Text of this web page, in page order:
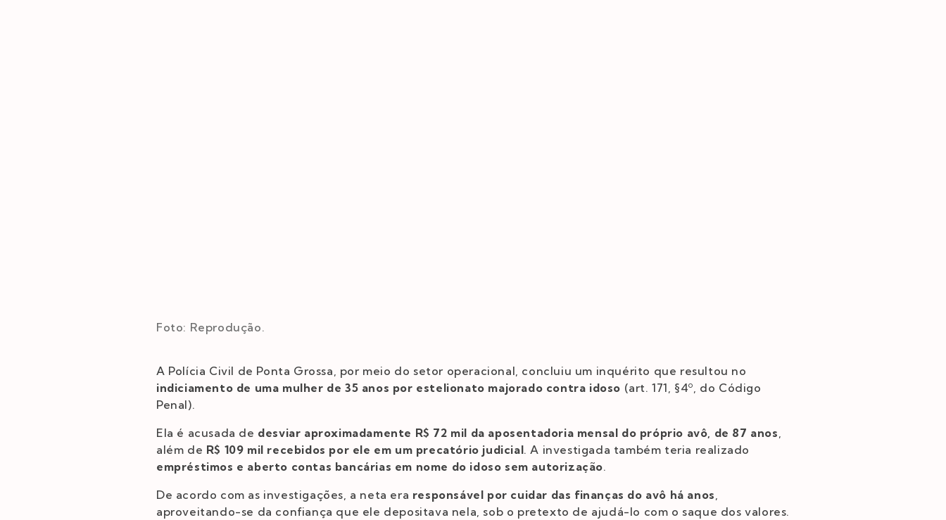
Foto: Reprodução.
A Polícia Civil de Ponta Grossa, por meio do setor operacional, concluiu um inquérito que resultou no
indiciamento de uma mulher de 35 anos por estelionato majorado contra idoso (art. 171, §4º, do Código
Penal).
Ela é acusada de desviar aproximadamente R$ 72 mil da aposentadoria mensal do próprio avô, de 87 anos
além de R$ 109 mil recebidos por ele em um precatório judicial. A investigada também teria realizado
empréstimos e aberto contas bancárias em nome do idoso sem autorização.
De acordo com as investigações, a neta era responsável por cuidar das finanças do avô há anos
aproveitando-se da confiança que ele depositava nela, sob o pretexto de ajudá-lo com o saque dos valores.